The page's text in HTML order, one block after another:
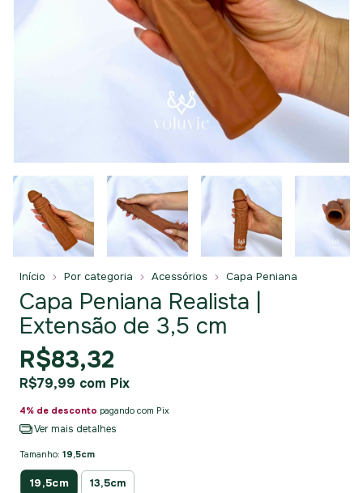
Início Por categoria Acessórios Capa Peniana
Capa Peniana Realista |
Extensão de 3,5 cm
R$83,32
R$79,99 com Pix
4% de desconto pagando com Pix
Ver mais detalhes
Tamanho: 19,5cm
19,5cm 13,5cm